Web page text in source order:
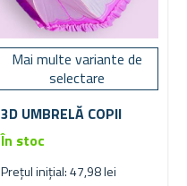
Mai multe variante de
selectare
3D UMBRELĂ COPII
Prețul inițial: 47,98 lei
În stoc